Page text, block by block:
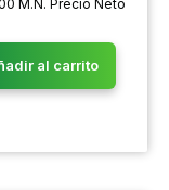
M.N. Precio Neto
al carrito